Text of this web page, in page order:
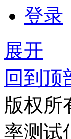
登录
展开
回到顶
版权所
率测试